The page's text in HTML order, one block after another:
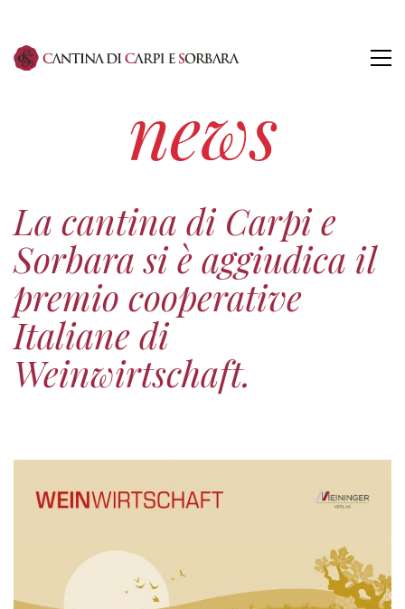
news
La cantina di Carpi e
Sorbara si è aggiudica il
premio cooperative
Italiane di
Weinwirtschaft.